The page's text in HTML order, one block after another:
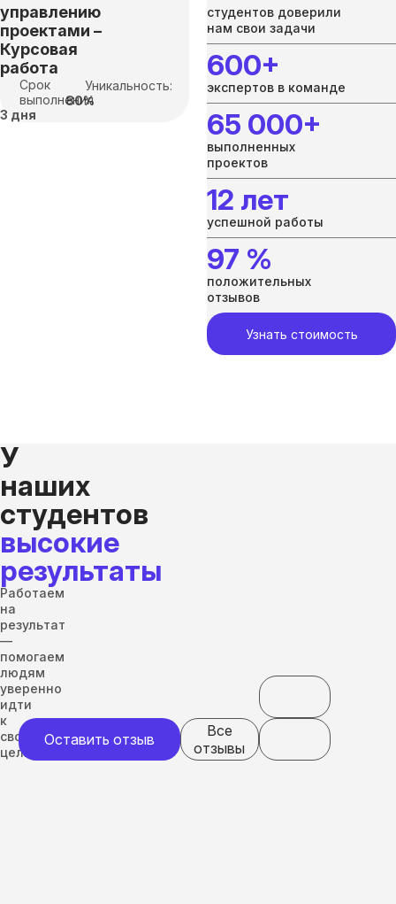
управлению
проектами –
Курсовая
работа
Срок
выполнения
3 дня
Уникальность:
80%
студентов доверили
нам свои задачи
600+
экспертов в команде
65 000+
выполненных
проектов
12 лет
успешной работы
97 %
положительных
отзывов
Узнать стоимость
У
наших
студентов
высокие
результаты
Работаем
на
результат
—
помогаем
людям
уверенно
идти
к
своим
целям
Оставить отзыв
Все
отзывы